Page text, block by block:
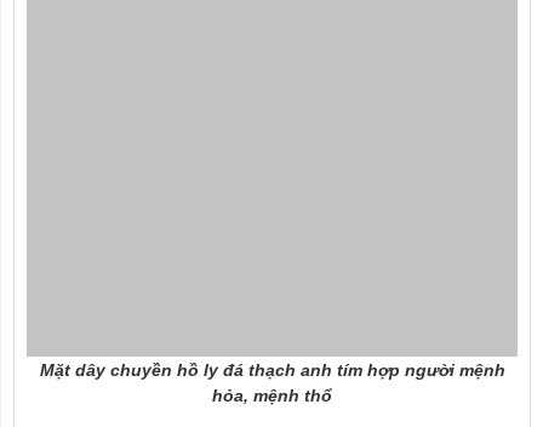
Mặt dây chuyền hồ ly đá thạch anh tím hợp người mệnh
hỏa, mệnh thổ